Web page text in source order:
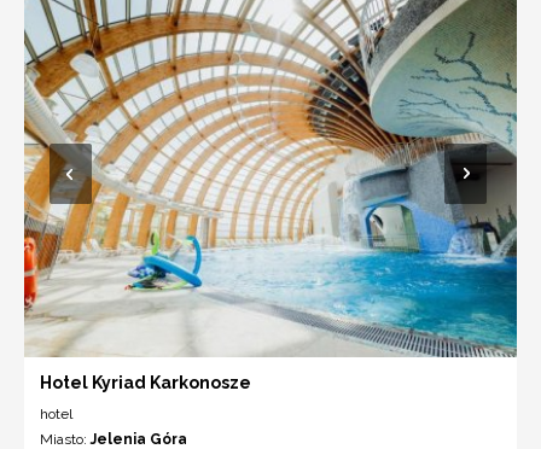
Hotel Kyriad Karkonosze
hotel
Miasto:Jelenia Góra